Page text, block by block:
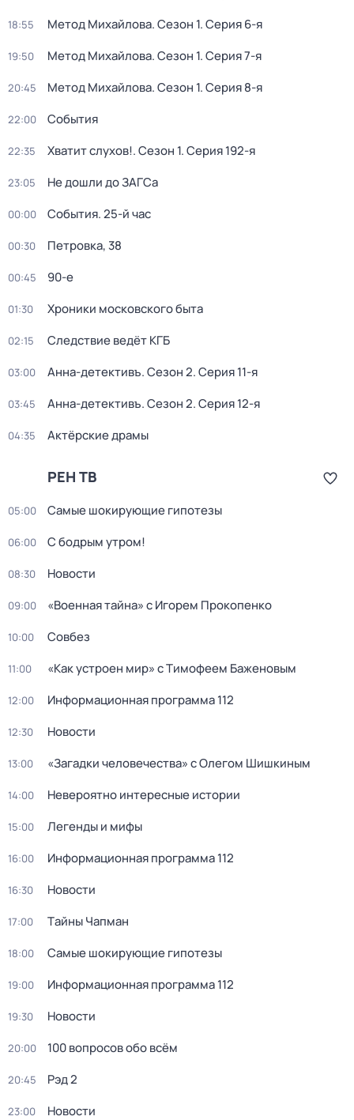
18:55 Метод Михайлова. Сезон 1. Серия 6-я
19:50 Метод Михайлова. Сезон 1. Серия 7-я
20:45 Метод Михайлова. Сезон 1. Серия 8-я
22:00 События
22:35 Хватит слухов!. Сезон 1. Серия 192-я
23:05 Не дошли до ЗАГСа
00:00 События. 25-й час
00:30 Петровка, 38
00:45 90-е
01:30 Хроники московского быта
02:15 Следствие ведёт КГБ
03:00 Анна-детективъ. Сезон 2. Серия 11-я
03:45 Анна-детективъ. Сезон 2. Серия 12-я
04:35 Актёрские драмы
РЕН ТВ
05:00 Самые шoкиpующие гипотезы
06:00 С бодрым утром!
08:30 Новости
09:00 «Военная тайна» с Игорем Прокопенко
10:00 Совбез
11:00 «Как устроен мир» с Тимофеем Баженовым
12:00 Информационная программа 112
12:30 Новости
13:00 «Загадки человечества» с Олегом Шишкиным
14:00 Невероятно интересные истории
15:00 Легенды и мифы
16:00 Информационная программа 112
16:30 Новости
17:00 Тaйны Чапман
18:00 Самые шoкиpующие гипотезы
19:00 Информационная программа 112
19:30 Новости
20:00 100 вопросов обо всём
20:45 Рэд 2
23:00 Новости